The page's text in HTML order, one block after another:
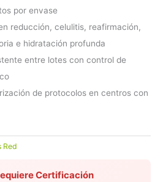
por envase
reducción, celulitis, reafirmación,
e hidratación profunda
entre lotes con control de
de protocolos en centros con
Red
Certificación